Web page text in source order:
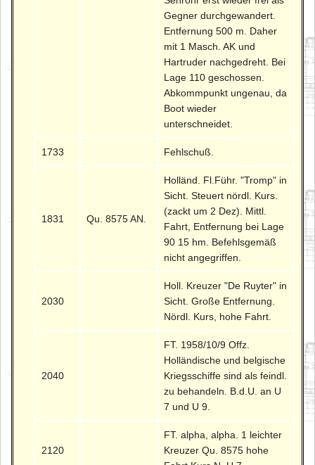
Gegner durchgewandert.
Entfernung 500 m. Daher
mit 1 Masch. AK und
Hartruder nachgedreht. Bei
Lage 110 geschossen.
Abkommpunkt ungenau, da
Boot wieder
unterschneidet.
1733 Fehlschuß.
1831 Qu. 8575 AN.
Holländ. Fl.Führ. "Tromp" in
Sicht. Steuert nördl. Kurs.
(zackt um 2 Dez). Mittl.
Fahrt, Entfernung bei Lage
90 15 hm. Befehlsgemäß
nicht angegriffen.
2030
Holl. Kreuzer "De Ruyter" in
Sicht. Große Entfernung.
Nördl. Kurs, hohe Fahrt.
2040
FT. 1958/10/9 Offz.
Holländische und belgische
Kriegsschiffe sind als feindl.
zu behandeln. B.d.U. an U
7 und U 9.
2120
FT. alpha, alpha. 1 leichter
Kreuzer Qu. 8575 hohe